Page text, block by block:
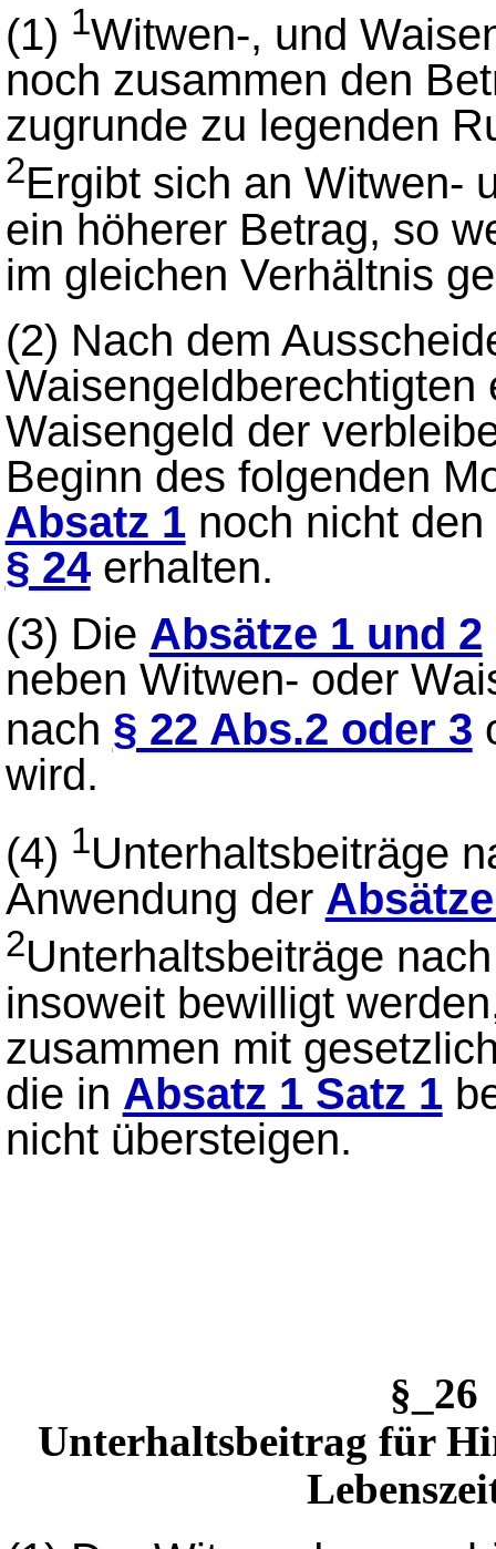
(1) 1Witwen-, und
noch zusammen den
zugrunde zu legenden
2Ergibt sich an Witwen-
ein höherer Betrag, so
im gleichen Verhältnis
(2) Nach dem
Waisengeld der
Beginn des folgenden
Absatz 1noch nicht
§ 24erhalten.
(3) Die Absätze 1 und 2
neben Witwen- oder
nach § 22 Abs.2 oder 3
wird.
(4) 1Unterhaltsbeiträge
Anwendung der
2Unterhaltsbeiträge
insoweit bewilligt
zusammen mit
die in Absatz 1 Satz 1
nicht übersteigen.
Unterhaltsbeitrag für